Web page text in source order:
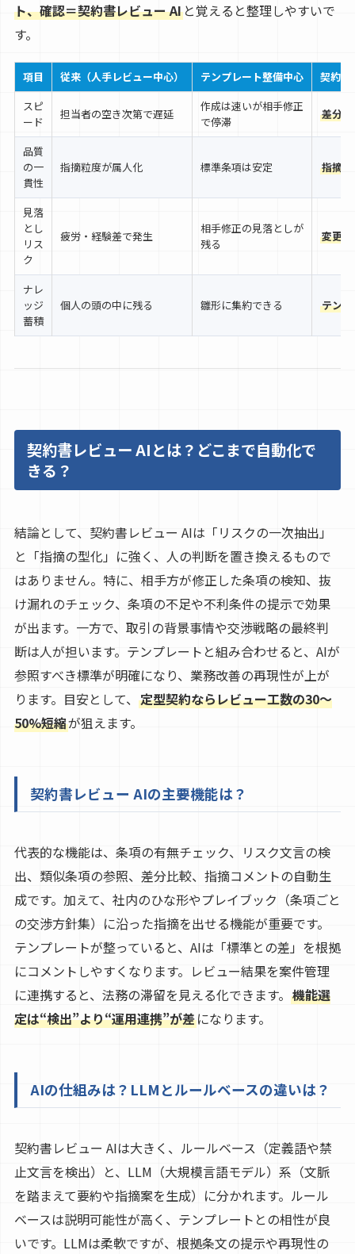
ト、確認＝契約書レビュー AIと覚えると整理しやすいで
す。
項目 従来（人手レビュー中心） テンプレート整備中心
契約書
スピ
ード
担当者の空き次第で遅延
作成は速いが相手修正
で停滞
差分
品質
の一
貫性
指摘粒度が属人化 標準条項は安定 指摘
見落
とし
リス
ク
疲労・経験差で発生
相手修正の見落としが
残る
変更
ナレ
ッジ
蓄積
個人の頭の中に残る 雛形に集約できる テン
契約書レビュー AIとは？どこまで自動化で
きる？
結論として、契約書レビュー AIは「リスクの一次抽出」
と「指摘の型化」に強く、人の判断を置き換えるもので
はありません。特に、相手方が修正した条項の検知、抜
け漏れのチェック、条項の不足や不利条件の提示で効果
が出ます。一方で、取引の背景事情や交渉戦略の最終判
断は人が担います。テンプレートと組み合わせると、AIが
参照すべき標準が明確になり、業務改善の再現性が上が
ります。目安として、 定型契約ならレビュー工数の30〜
50%短縮が狙えます。
契約書レビュー AIの主要機能は？
代表的な機能は、条項の有無チェック、リスク文言の検
出、類似条項の参照、差分比較、指摘コメントの自動生
成です。加えて、社内のひな形やプレイブック（条項ごと
の交渉方針集）に沿った指摘を出せる機能が重要です。
テンプレートが整っていると、AIは「標準との差」を根拠
にコメントしやすくなります。レビュー結果を案件管理
に連携すると、法務の滞留を見える化できます。 機能選
定は“検出”より“運用連携”が差になります。
AIの仕組みは？LLMとルールベースの違いは？
契約書レビュー AIは大きく、ルールベース（定義語や禁
止文言を検出）と、LLM（大規模言語モデル）系（文脈
を踏まえて要約や指摘案を生成）に分かれます。ルール
ベースは説明可能性が高く、テンプレートとの相性が良
いです。LLMは柔軟ですが、根拠条文の提示や再現性の